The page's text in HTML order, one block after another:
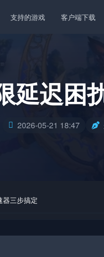
支持的游戏 客户端下载
延迟困
2026-05-21 18:47
器三步搞定